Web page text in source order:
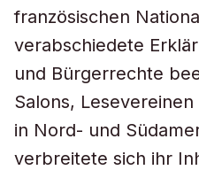
französischen
verabschiedete
und Bürgerrechte
Salons,
in Nord- und
verbreitete sich ihr